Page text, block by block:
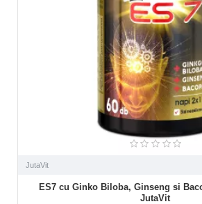
JutaVit
ES7 cu Ginko Biloba, Ginseng si
JutaVit